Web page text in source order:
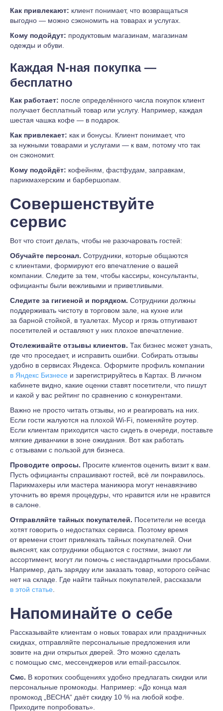
Как привлекают: клиент понимает, что возвращаться
выгодно — можно сэкономить на товарах и услугах.
Кому подойдут: продуктовым магазинам, магазинам
одежды и обуви.
Каждая N-ная покупка —
бесплатно
Как работает: после определённого числа покупок клиент
получает бесплатный товар или услугу. Например, каждая
шестая чашка кофе — в подарок.
Как привлекает: как и бонусы. Клиент понимает, что
за нужными товарами и услугами — к вам, потому что так
он сэкономит.
Кому подойдёт: кофейням, фастфудам, заправкам,
парикмахерским и барбершопам.
Совершенствуйте
сервис
Вот что стоит делать, чтобы не разочаровать гостей:
Обучайте персонал. Сотрудники, которые общаются
с клиентами, формируют его впечатление о вашей
компании. Следите за тем, чтобы кассиры, консультанты,
официанты были вежливыми и приветливыми.
Следите за гигиеной и порядком. Сотрудники должны
поддерживать чистоту в торговом зале, на кухне или
за барной стойкой, в туалетах. Мусор и грязь отпугивают
посетителей и оставляют у них плохое впечатление.
Отслеживайте отзывы клиентов. Так бизнес может узнать,
где что проседает, и исправить ошибки. Собирать отзывы
удобно в сервисах Яндекса. Оформите профиль компании
в Яндекс Бизнесе и зарегистрируйтесь в Картах. В личном
кабинете видно, какие оценки ставят посетители, что пишут
и какой у вас рейтинг по сравнению с конкурентами.
Важно не просто читать отзывы, но и реагировать на них.
Если гости жалуются на плохой Wi-Fi, поменяйте роутер.
Если клиентам приходится часто сидеть в очереди, поставьте
мягкие диванчики в зоне ожидания. Вот как работать
с отзывами с пользой для бизнеса.
Проводите опросы. Просите клиентов оценить визит к вам.
Пусть официанты спрашивают гостей, всё ли понравилось.
Парикмахеры или мастера маникюра могут ненавязчиво
уточнить во время процедуры, что нравится или не нравится
в салоне.
Отправляйте тайных покупателей. Посетители не всегда
хотят говорить о недостатках сервиса. Поэтому время
от времени стоит привлекать тайных покупателей. Они
выяснят, как сотрудники общаются с гостями, знают ли
ассортимент, могут ли помочь с нестандартными просьбами.
Например, дать зарядку или заказать товар, которого сейчас
нет на складе. Где найти тайных покупателей, рассказали
в этой статье
Напоминайте о себе
Рассказывайте клиентам о новых товарах или праздничных
скидках, отправляйте персональные предложения или
зовите на дни открытых дверей. Это можно сделать
с помощью смс, мессенджеров или еmail-рассылок.
Смс. В коротких сообщениях удобно предлагать скидки или
персональные промокоды. Например: «До конца мая
промокод „ВЕСНА“ даёт скидку 10 % на любой кофе.
Приходите попробовать».